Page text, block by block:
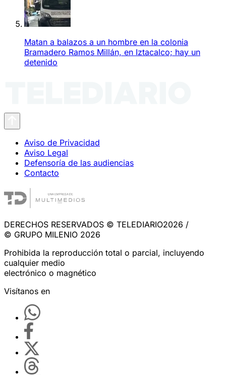
Matan a balazos a un hombre en la colonia
Bramadero Ramos Millán, en Iztacalco; hay un
detenido
Aviso de Privacidad
Aviso Legal
Defensoría de las audiencias
Contacto
DERECHOS RESERVADOS © TELEDIARIO2026 /
© GRUPO MILENIO 2026
Prohibida la reproducción total o parcial, incluyendo
cualquier medio
electrónico o magnético
Visítanos en